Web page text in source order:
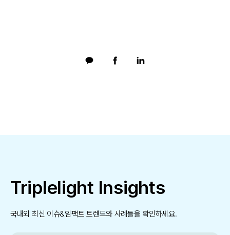
Triplelight Insights
국내외 최신 이슈&임팩트 트렌드와 사례들을 확인하세요.